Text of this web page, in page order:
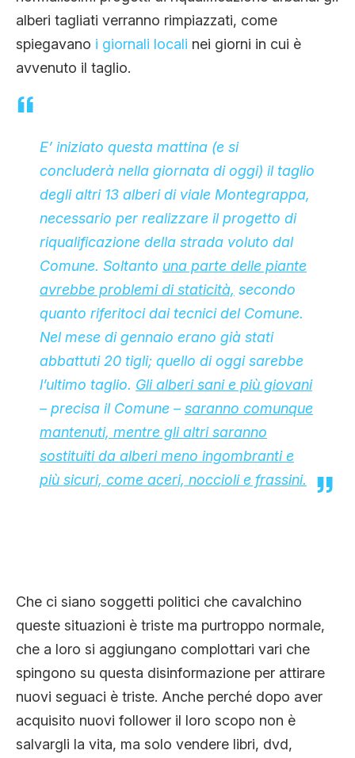
alberi tagliati verranno rimpiazzati, come
spiegavano i giornali locali nei giorni in cui è
avvenuto il taglio.
E’ iniziato questa mattina (e si
concluderà nella giornata di oggi) il taglio
degli altri 13 alberi di viale Montegrappa,
necessario per realizzare il progetto di
riqualificazione della strada voluto dal
Comune. Soltanto una parte delle piante
avrebbe problemi di staticità, secondo
quanto riferitoci dai tecnici del Comune.
Nel mese di gennaio erano già stati
abbattuti 20 tigli; quello di oggi sarebbe
l’ultimo taglio. Gli alberi sani e più giovani
– precisa il Comune –saranno comunque
mantenuti, mentre gli altri saranno
sostituiti da alberi meno ingombranti e
più sicuri, come aceri, noccioli e frassini.
Che ci siano soggetti politici che cavalchino
queste situazioni è triste ma purtroppo normale,
che a loro si aggiungano complottari vari che
spingono su questa disinformazione per attirare
nuovi seguaci è triste. Anche perché dopo aver
acquisito nuovi follower il loro scopo non è
salvargli la vita, ma solo vendere libri, dvd,